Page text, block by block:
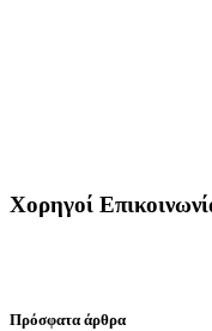
Χορηγοί
Πρόσφατα άρθρα